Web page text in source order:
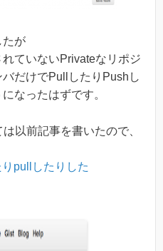
たが
ていないPrivateなリポジ
だけでPullしたりPushし
なったはずです。
以前記事を書いたので、
pullしたりした